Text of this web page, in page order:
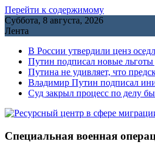
Перейти к содержимому
Суббота, 8 августа, 2026
Лента
В России утвердили ценз
Путин подписал новые
Путина не удивляет, что
Владимир Путин подписал
Cуд закрыл процесс по делу
Специальная военная